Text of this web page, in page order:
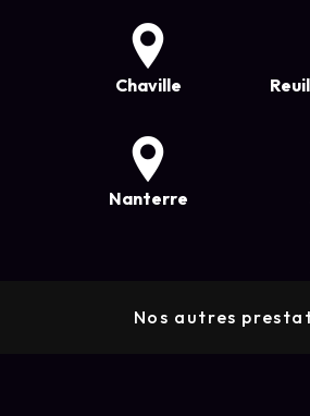
Chaville
Nanterre
Nos autres